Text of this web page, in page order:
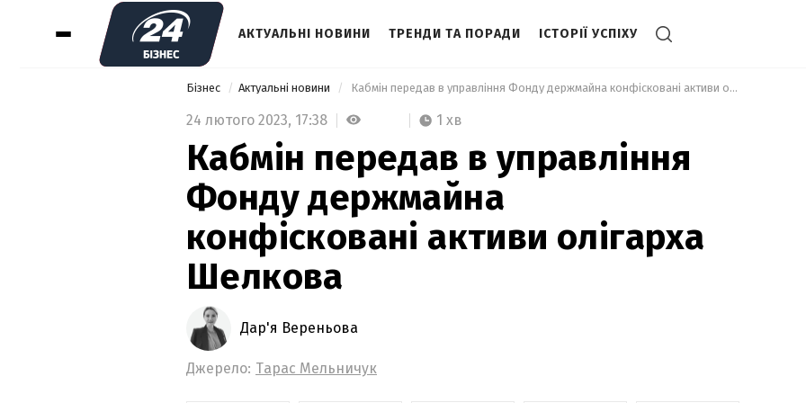
АКТУАЛЬНІ НОВИНИ ТРЕНДИ ТА ПОРАДИ ІСТОРІЇ УСПІХУ
Бізнес Актуальні новини Кабмін передав в управління Фонду держмайна конфісковані активи олігарха Шелкова
24 лютого 2023, 17:38 1 хв
Кабмін передав в управління
Фонду держмайна
конфісковані активи олігарха
Шелкова
Дар'я Вереньова
Джерело: Тарас Мельничук